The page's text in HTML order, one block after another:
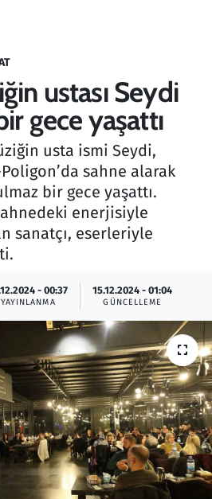
ustası Seydi
gece yaşattı
usta ismi Seydi,
sahne alarak
bir gece yaşattı.
enerjisiyle
sanatçı, eserleriyle
- 00:37
YAYINLANMA
15.12.2024 - 01:04
GÜNCELLEME